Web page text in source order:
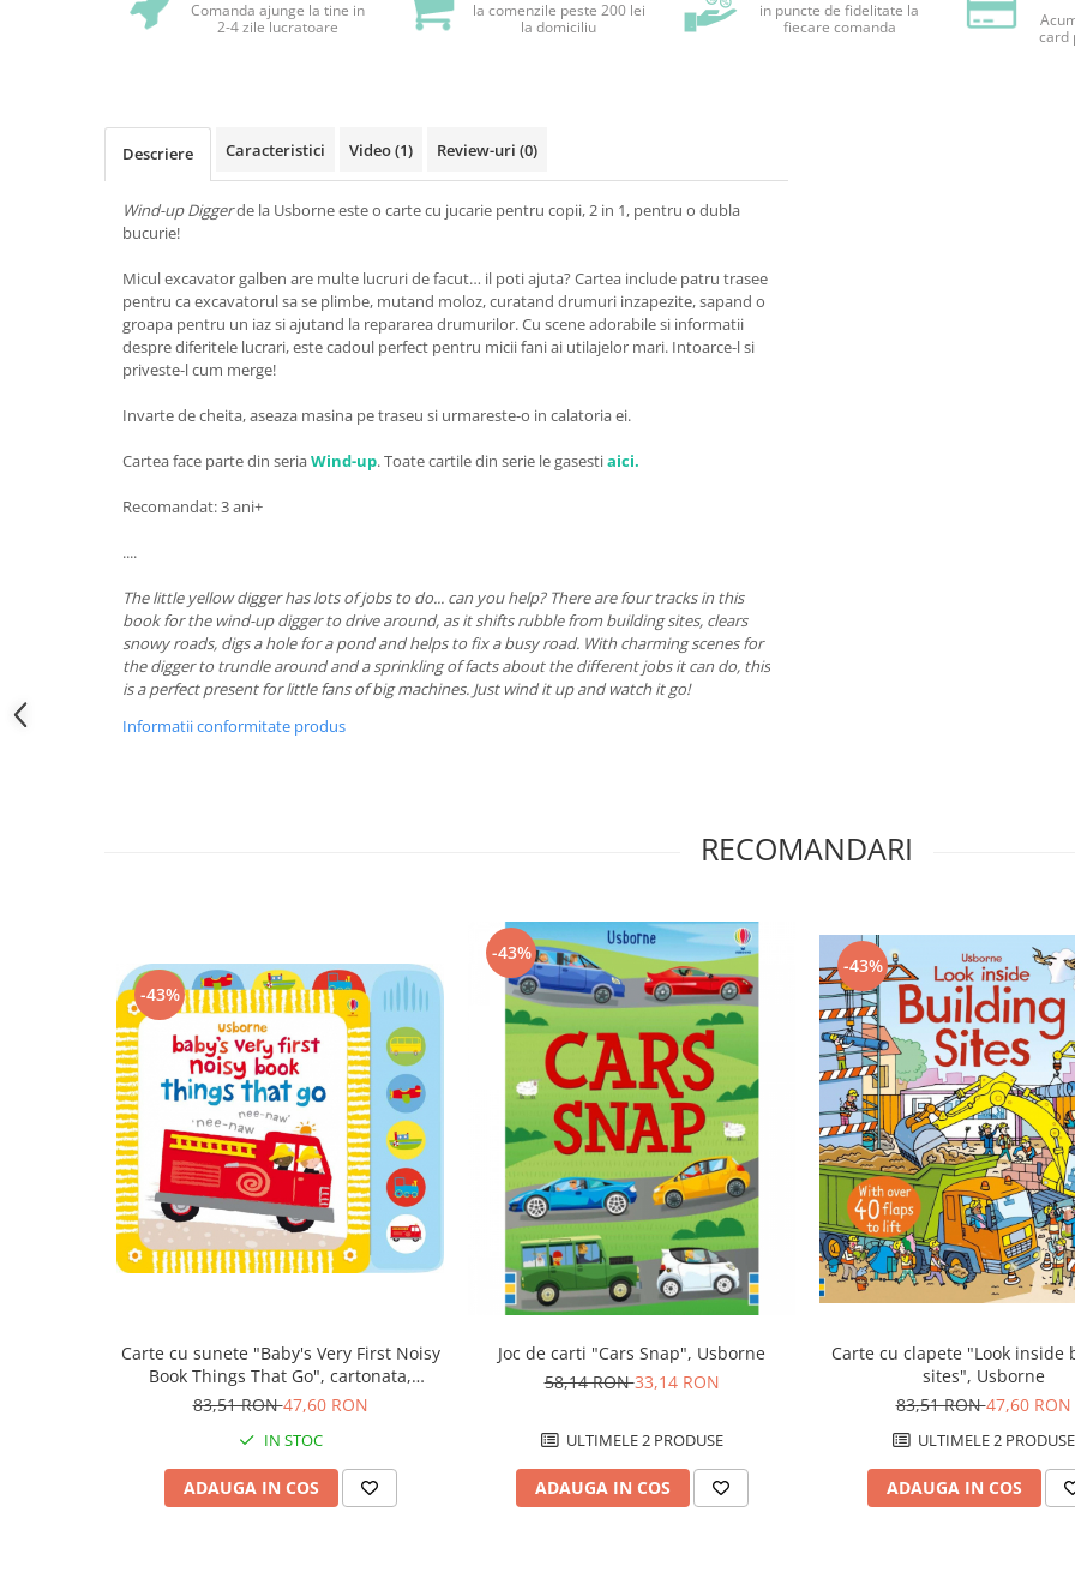
Comanda ajunge la tine in
2-4 zile lucratoare
la comenzile peste 200 lei
la domiciliu
in puncte de fidelitate la
fiecare comanda
card
Descriere Caracteristici Video(1) Review-uri (0)
Wind-up Diggerde la Usborne este o carte cu jucarie pentru copii, 2 in 1, pentru o dubla
bucurie!
Micul excavator galben are multe lucruri de facut… il poti ajuta? Cartea include patru trasee
pentru ca excavatorul sa se plimbe, mutand moloz, curatand drumuri inzapezite, sapand o
groapa pentru un iaz si ajutand la repararea drumurilor. Cu scene adorabile si informatii
despre diferitele lucrari, este cadoul perfect pentru micii fani ai utilajelor mari. Intoarce-l si
priveste-l cum merge!
Invarte de cheita, aseaza masina pe traseu si urmareste-o in calatoria ei.
Cartea face parte din seriaWind-up. Toate cartile din serie le gasestiaici.
Recomandat: 3 ani+
....
The little yellow digger has lots of jobs to do... can you help? There are four tracks in this
book for the wind-up digger to drive around, as it shifts rubble from building sites, clears
snowy roads, digs a hole for a pond and helps to fix a busy road. With charming scenes for
the digger to trundle around and a sprinkling of facts about the different jobs it can do, this
is a perfect present for little fans of big machines. Just wind it up and watch it go!
Informatii conformitate produs
RECOMANDARI
-43%
Carte cu sunete "Baby's Very First Noisy
Book Things That Go", cartonata,
Usborne
83,51 RON47,60 RON
IN STOC
ADAUGA IN COS
-43%
Joc de carti "Cars Snap", Usborne
58,14 RON33,14 RON
ULTIMELE 2 PRODUSE
ADAUGA IN COS
-43%
Carte cu clapete "Look inside
sites", Usborne
83,51 RON47,60 RON
ULTIMELE 2 PRODUSE
ADAUGA IN COS